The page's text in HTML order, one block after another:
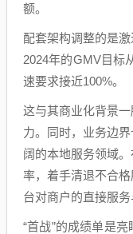
额。
配套架构调整的是
2024年的GMV目标
速要求接近100%。
这与其商业化背景
力。同时，业务边
阔的本地服务领域
率，着手清退不合
台对商户的直接服务
“首战”的成绩单是